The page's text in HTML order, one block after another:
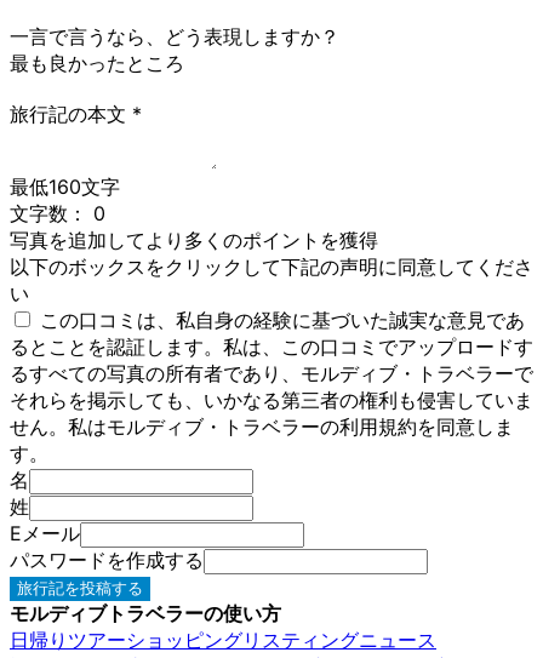
一言で言うなら、どう表現しますか？
最も良かったところ
旅行記の本文 *
最低160文字
文字数： 0
写真を追加してより多くのポイントを獲得
以下のボックスをクリックして下記の声明に同意してくださ
い
この口コミは、私自身の経験に基づいた誠実な意見であ
るとことを認証します。私は、この口コミでアップロードす
るすべての写真の所有者であり、モルディブ・トラベラーで
それらを掲示しても、いかなる第三者の権利も侵害していま
せん。私はモルディブ・トラベラーの利用規約を同意しま
す。
名
姓
Eメール
パスワードを作成する
旅行記を投稿する
モルディブトラベラーの使い方
日帰りツアーショッピングリスティングニュース